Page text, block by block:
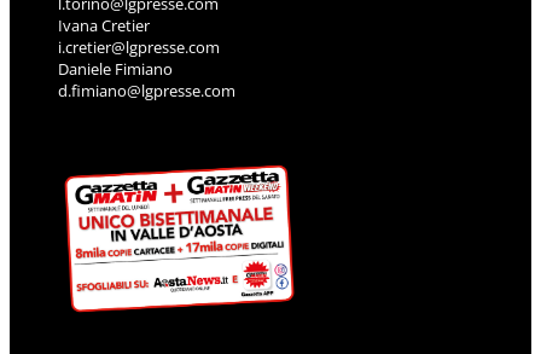
Ivana Cretier
i.cretier@lgpresse.com
Daniele Fimiano
d.fimiano@lgpresse.com